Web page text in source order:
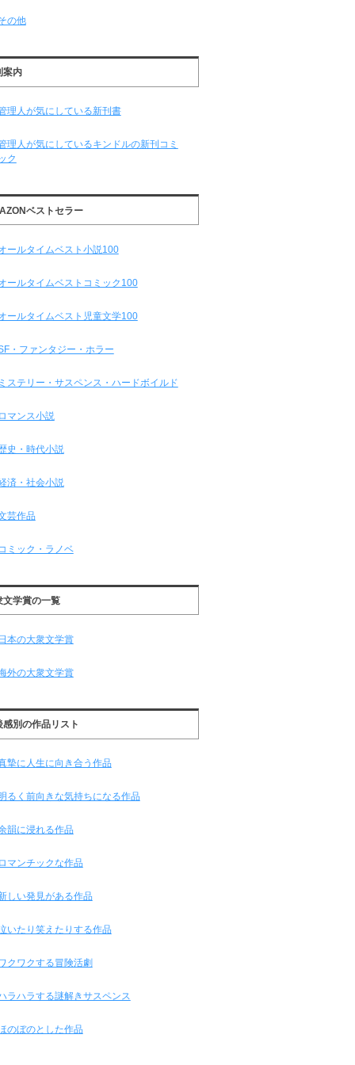
の他
案内
理人が気にしている新刊書
理人が気にしているキンドルの新刊コミ
ク
ベストセラー
ールタイムベスト小説100
ールタイムベストコミック100
ールタイムベスト児童文学100
・ファンタジー・ホラー
ステリー・サスペンス・ハードボイルド
マンス小説
史・時代小説
済・社会小説
芸作品
ミック・ラノベ
文学賞の一覧
本の大衆文学賞
外の大衆文学賞
感別の作品リスト
摯に人生に向き合う作品
るく前向きな気持ちになる作品
韻に浸れる作品
マンチックな作品
しい発見がある作品
いたり笑えたりする作品
クワクする冒険活劇
ラハラする謎解きサスペンス
のぼのとした作品